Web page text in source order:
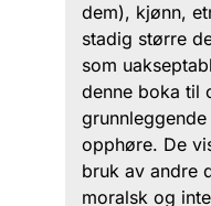
dem), kjønn,
stadig større
som
denne boka til
opphøre. De
bruk av andre
moralsk og